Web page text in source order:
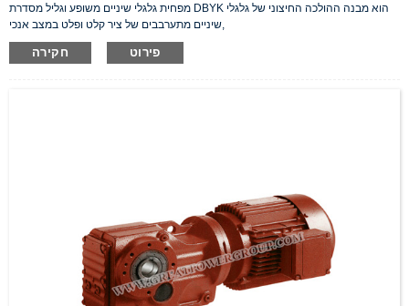
מפחית גלגלי שיניים משופע וגליל מסדרת DBYK הוא מבנה ההולכה החיצוני של גלגלי
חקירה פירוט